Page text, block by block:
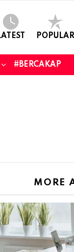
POPULAR
#BERCAKAP
MORE